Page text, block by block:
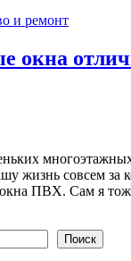
и ремонт
окна
жизнь совсем за
окна ПВХ. Сам я
Поиск